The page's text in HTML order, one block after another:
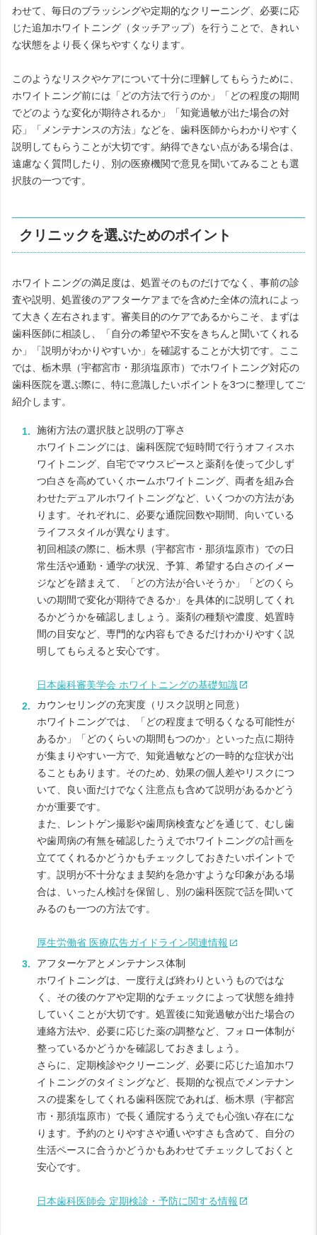
わせて、毎日のブラッシングや定期的なクリーニング、必要に応
じた追加ホワイトニング（タッチアップ）を行うことで、きれい
な状態をより長く保ちやすくなります。
このようなリスクやケアについて十分に理解してもらうために、
ホワイトニング前には「どの方法で行うのか」「どの程度の期間
でどのような変化が期待されるか」「知覚過敏が出た場合の対
応」「メンテナンスの方法」などを、歯科医師からわかりやすく
説明してもらうことが大切です。納得できない点がある場合は、
遠慮なく質問したり、別の医療機関で意見を聞いてみることも選
択肢の一つです。
クリニックを選ぶためのポイント
ホワイトニングの満足度は、処置そのものだけでなく、事前の診
査や説明、処置後のアフターケアまでを含めた全体の流れによっ
て大きく左右されます。審美目的のケアであるからこそ、まずは
歯科医師に相談し、「自分の希望や不安をきちんと聞いてくれる
か」「説明がわかりやすいか」を確認することが大切です。ここ
では、栃木県（宇都宮市・那須塩原市）でホワイトニング対応の
歯科医院を選ぶ際に、特に意識したいポイントを3つに整理してご
紹介します。
施術方法の選択肢と説明の丁寧さ
ホワイトニングには、歯科医院で短時間で行うオフィスホ
ワイトニング、自宅でマウスピースと薬剤を使って少しず
つ白さを高めていくホームホワイトニング、両者を組み合
わせたデュアルホワイトニングなど、いくつかの方法があ
ります。それぞれに、必要な通院回数や期間、向いている
ライフスタイルが異なります。
初回相談の際に、栃木県（宇都宮市・那須塩原市）での日
常生活や通勤・通学の状況、予算、希望する白さのイメー
ジなどを踏まえて、「どの方法が合いそうか」「どのくら
いの期間で変化が期待できるか」を具体的に説明してくれ
るかどうかを確認しましょう。薬剤の種類や濃度、処置時
間の目安など、専門的な内容もできるだけわかりやすく説
明してもらえると安心です。
日本歯科審美学会 ホワイトニングの基礎知識
カウンセリングの充実度（リスク説明と同意）
ホワイトニングでは、「どの程度まで明るくなる可能性が
あるか」「どのくらいの期間もつのか」といった点に期待
が集まりやすい一方で、知覚過敏などの一時的な症状が出
ることもあります。そのため、効果の個人差やリスクにつ
いて、良い面だけでなく注意点も含めて説明があるかどう
かが重要です。
また、レントゲン撮影や歯周病検査などを通じて、むし歯
や歯周病の有無を確認したうえでホワイトニングの計画を
立ててくれるかどうかもチェックしておきたいポイントで
す。説明が不十分なまま契約を急かすような印象がある場
合は、いったん検討を保留し、別の歯科医院で話を聞いて
みるのも一つの方法です。
厚生労働省 医療広告ガイドライン関連情報
アフターケアとメンテナンス体制
ホワイトニングは、一度行えば終わりというものではな
く、その後のケアや定期的なチェックによって状態を維持
していくことが大切です。処置後に知覚過敏が出た場合の
連絡方法や、必要に応じた薬の調整など、フォロー体制が
整っているかどうかを確認しておきましょう。
さらに、定期検診やクリーニング、必要に応じた追加ホワ
イトニングのタイミングなど、長期的な視点でメンテナン
スの提案をしてくれる歯科医院であれば、栃木県（宇都宮
市・那須塩原市）で長く通院するうえでも心強い存在にな
ります。予約のとりやすさや通いやすさも含めて、自分の
生活ペースに合うかどうかもあわせてチェックしておくと
安心です。
日本歯科医師会 定期検診・予防に関する情報